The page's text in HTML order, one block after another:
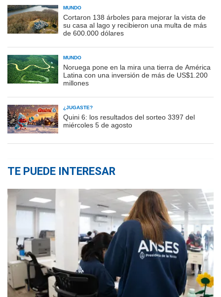
MUNDO
Cortaron 138 árboles para mejorar la vista de
su casa al lago y recibieron una multa de más
de 600.000 dólares
MUNDO
Noruega pone en la mira una tierra de América
Latina con una inversión de más de US$1.200
millones
¿JUGASTE?
Quini 6: los resultados del sorteo 3397 del
miércoles 5 de agosto
TE PUEDE INTERESAR